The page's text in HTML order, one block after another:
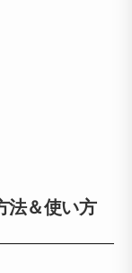
法＆使い方